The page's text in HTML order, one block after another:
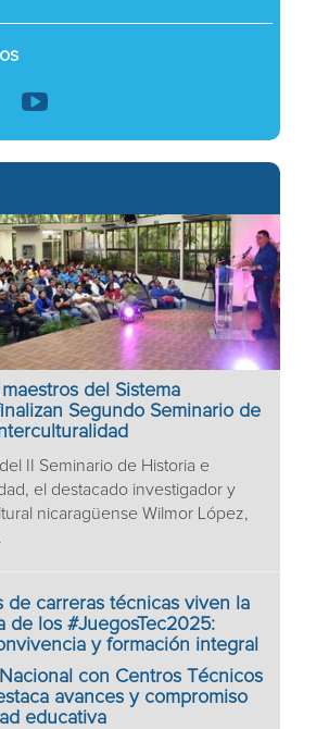
del Sistema
Segundo Seminario de
II Seminario de Historia e
el destacado investigador y
nicaragüense Wilmor López,
de carreras técnicas viven la
de los #JuegosTec2025:
y formación integral
con Centros Técnicos
avances y compromiso
educativa